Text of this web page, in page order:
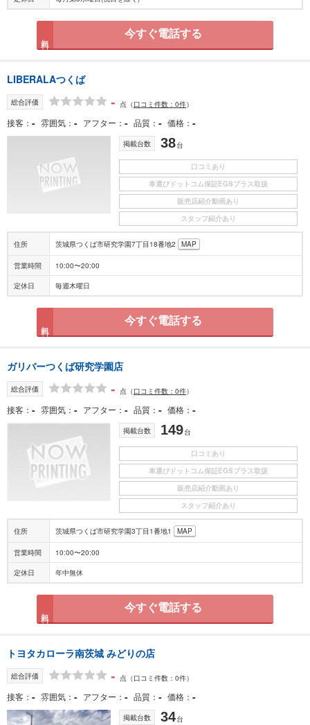
今すぐ電話する
LIBERALAつくば
総合評価 - 点 （口コミ件数：0件）
接客 - 雰囲気 - アフター - 品質 - 価格 -
掲載台数 38台
口コミあり
車選びドットコム保証EGSプラス取扱
販売店紹介動画あり
スタッフ紹介あり
住所 茨城県つくば市研究学園7丁目18番地2 MAP
営業時間 10:00〜20:00
定休日 毎週木曜日
今すぐ電話する
ガリバーつくば研究学園店
総合評価 - 点 （口コミ件数：0件）
接客 - 雰囲気 - アフター - 品質 - 価格 -
掲載台数 149台
口コミあり
車選びドットコム保証EGSプラス取扱
販売店紹介動画あり
スタッフ紹介あり
住所 茨城県つくば市研究学園3丁目1番地1 MAP
営業時間 10:00〜20:00
定休日 年中無休
今すぐ電話する
トヨタカローラ南茨城 みどりの店
総合評価 - 点 （口コミ件数：0件）
接客 - 雰囲気 - アフター - 品質 - 価格 -
掲載台数 34台